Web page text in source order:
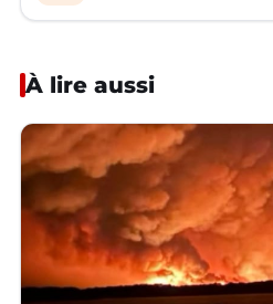
À lire aussi